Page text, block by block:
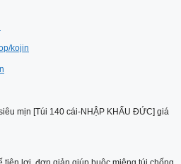
kojin
mịn [Túi 140 cái-NHẬP KHẨU ĐỨC] giá